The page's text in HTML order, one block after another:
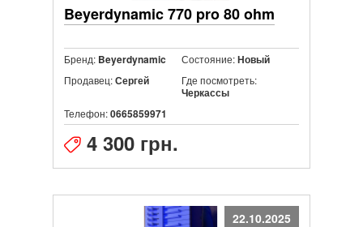
Beyerdynamic 770 pro 80 ohm
Бренд: Beyerdynamic Состояние:Новый
Продавец:Сергей
Где посмотреть:
Черкассы
Телефон:0665859971
4 300 грн.
22.10.2025